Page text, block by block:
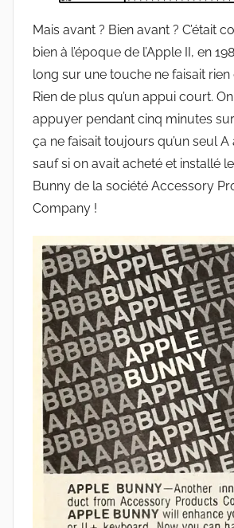
Mais avant ? Bien avant ? C’était
bien à l’époque de l’Apple II, en
long sur une touche ne faisait rien
Rien de plus qu’un appui court.
appuyer pendant cinq minutes
ça ne faisait toujours qu’un seul A
sauf si on avait acheté et installé
Bunny de la société Accessory
Company !